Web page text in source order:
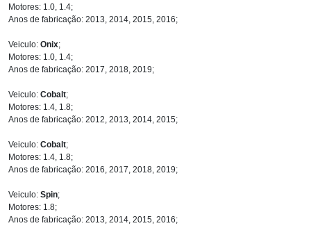
Motores: 1.0, 1.4;
Anos de fabricação: 2013, 2014, 2015, 2016;
Veiculo: Onix;
Motores: 1.0, 1.4;
Anos de fabricação: 2017, 2018, 2019;
Veiculo: Cobalt;
Motores: 1.4, 1.8;
Anos de fabricação: 2012, 2013, 2014, 2015;
Veiculo: Cobalt;
Motores: 1.4, 1.8;
Anos de fabricação: 2016, 2017, 2018, 2019;
Veiculo: Spin;
Motores: 1.8;
Anos de fabricação: 2013, 2014, 2015, 2016;